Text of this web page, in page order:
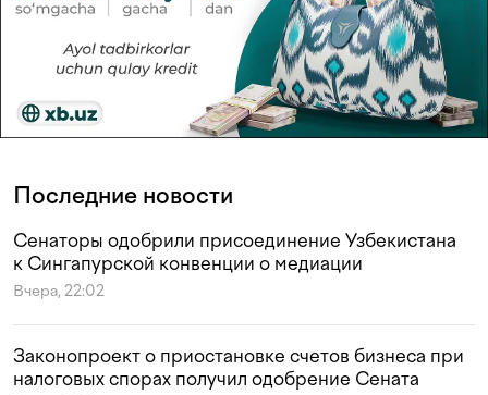
Последние новости
Сенаторы одобрили присоединение Узбекистана
к Сингапурской конвенции о медиации
Вчера, 22:02
Законопроект о приостановке счетов бизнеса при
налоговых спорах получил одобрение Сената